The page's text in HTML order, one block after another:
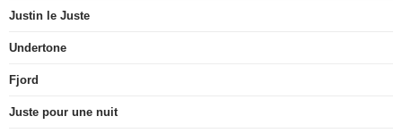
Justin le Juste
Undertone
Fjord
Juste pour une nuit